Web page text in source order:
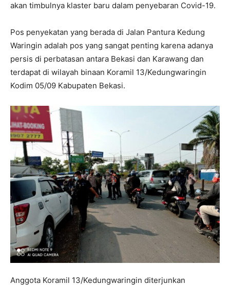
akan timbulnya klaster baru dalam penyebaran Covid-19.
Pos penyekatan yang berada di Jalan Pantura Kedung
Waringin adalah pos yang sangat penting karena adanya
persis di perbatasan antara Bekasi dan Karawang dan
terdapat di wilayah binaan Koramil 13/Kedungwaringin
Kodim 05/09 Kabupaten Bekasi.
Anggota Koramil 13/Kedungwaringin diterjunkan